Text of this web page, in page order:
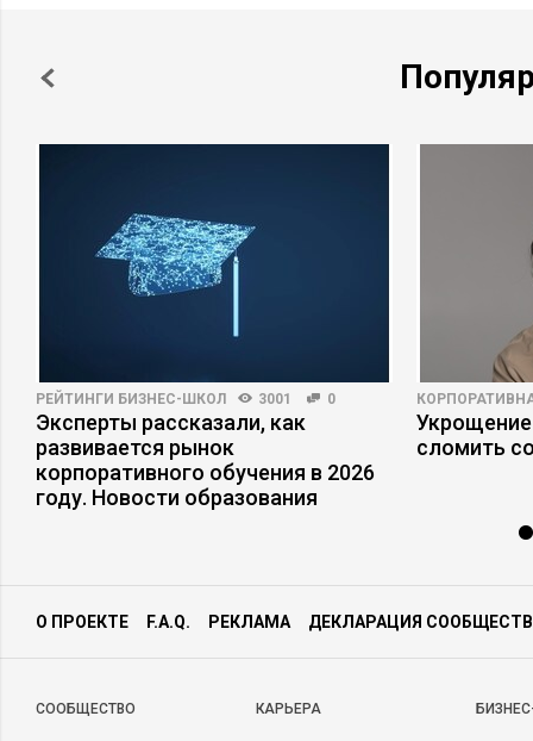
РЕЙТИНГИ БИЗНЕС-ШКОЛ 3001 0
Эксперты рассказали, как
развивается рынок
корпоративного обучения в 2026
году. Новости образования
сломить
О ПРОЕКТЕ F.A.Q. РЕКЛАМА ДЕКЛАРАЦИЯ
CООБЩЕСТВО КАРЬЕРА